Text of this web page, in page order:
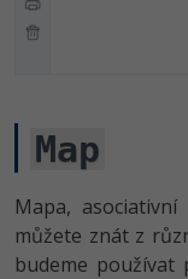
Map
Mapa,
můžete znát z
budeme